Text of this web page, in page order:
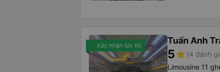
Xác nhận tức thì Tuấn Anh
5star (4 đánh
Limousine 11